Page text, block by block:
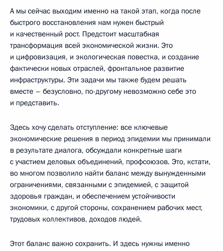
А мы сейчас выходим именно на такой этап, когда после
быстрого восстановления нам нужен быстрый
и качественный рост. Предстоит масштабная
трансформация всей экономической жизни. Это
и цифровизация, и экологическая повестка, и создание
фактически новых отраслей, фронтальное развитие
инфраструктуры. Эти задачи мы также будем решать
вместе – безусловно, по-другому невозможно себе это
и представить.
Здесь хочу сделать отступление: все ключевые
экономические решения в период эпидемии мы принимали
в результате диалога, обсуждали конкретные шаги
с участием деловых объединений, профсоюзов. Это, кстати,
во многом позволило найти баланс между вынужденными
ограничениями, связанными с эпидемией, с защитой
здоровья граждан, и обеспечением устойчивости
экономики, с другой стороны, сохранением рабочих мест,
трудовых коллективов, доходов людей.
Этот баланс важно сохранить. И здесь нужны именно